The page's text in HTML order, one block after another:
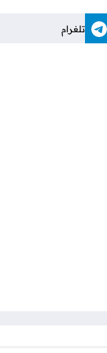
تلغرام